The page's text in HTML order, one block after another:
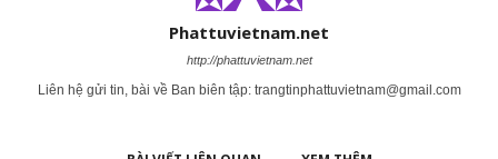
Phattuvietnam.net
http://phattuvietnam.net
Liên hệ gửi tin, bài về Ban biên tập: trangtinphattuvietnam@gmail.com